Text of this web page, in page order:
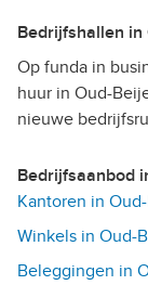
Bedrijfshallen
Op funda in
huur in Oud-
nieuwe
Bedrijfsaanbod
Kantoren in
Winkels in Oud-
Beleggingen in